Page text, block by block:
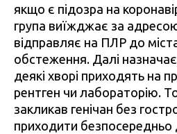
якщо є підозра на
група виїжджає за
відправляє на ПЛР до
обстеження. Далі
деякі хворі приходять на
рентген чи лабораторію.
закликав генічан без
приходити безпосередньо